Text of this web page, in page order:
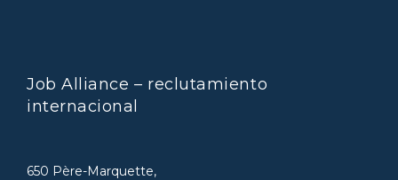
Job Alliance – reclutamiento
internacional
650 Père-Marquette,